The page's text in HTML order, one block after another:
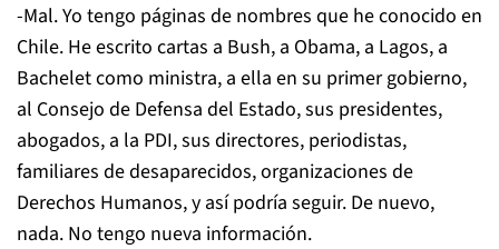
-Mal. Yo tengo páginas de nombres que he conocido en
Chile. He escrito cartas a Bush, a Obama, a Lagos, a
Bachelet como ministra, a ella en su primer gobierno,
al Consejo de Defensa del Estado, sus presidentes,
abogados, a la PDI, sus directores, periodistas,
familiares de desaparecidos, organizaciones de
Derechos Humanos, y así podría seguir. De nuevo,
nada. No tengo nueva información.